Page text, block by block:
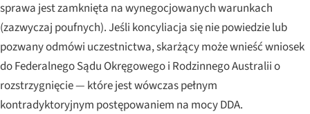
sprawa jest zamknięta na wynegocjowanych warunkach
(zazwyczaj poufnych). Jeśli koncyliacja się nie powiedzie lub
pozwany odmówi uczestnictwa, skarżący może wnieść wniosek
do Federalnego Sądu Okręgowego i Rodzinnego Australii o
rozstrzygnięcie — które jest wówczas pełnym
kontradyktoryjnym postępowaniem na mocy DDA.